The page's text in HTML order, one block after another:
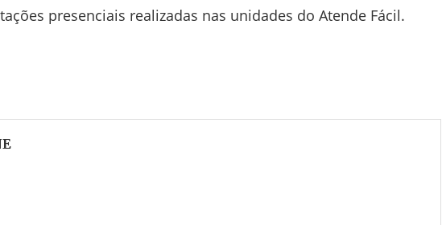
presenciais realizadas nas unidades do Atende Fácil.